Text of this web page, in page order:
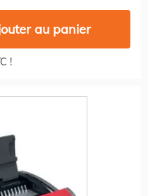
au panier
!